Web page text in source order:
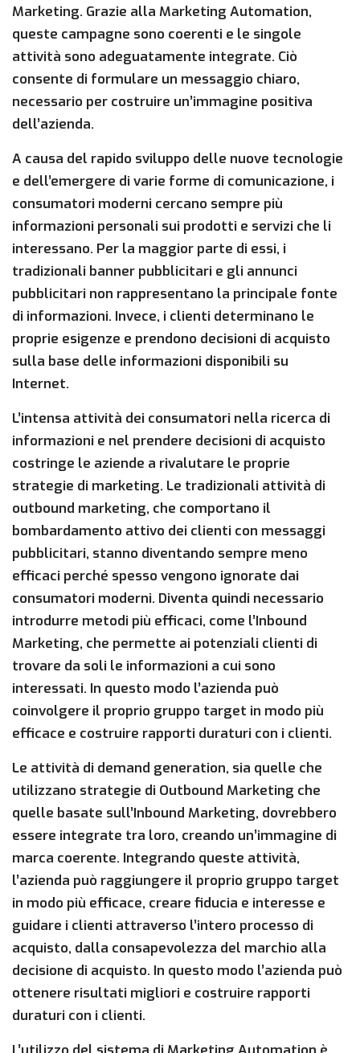
Marketing. Grazie alla Marketing Automation,
queste campagne sono coerenti e le singole
attività sono adeguatamente integrate. Ciò
consente di formulare un messaggio chiaro,
necessario per costruire un’immagine positiva
dell’azienda.
A causa del rapido sviluppo delle nuove tecnologie
e dell’emergere di varie forme di comunicazione, i
consumatori moderni cercano sempre più
informazioni personali sui prodotti e servizi che li
interessano. Per la maggior parte di essi, i
tradizionali banner pubblicitari e gli annunci
pubblicitari non rappresentano la principale fonte
di informazioni. Invece, i clienti determinano le
proprie esigenze e prendono decisioni di acquisto
sulla base delle informazioni disponibili su
Internet.
L’intensa attività dei consumatori nella ricerca di
informazioni e nel prendere decisioni di acquisto
costringe le aziende a rivalutare le proprie
strategie di marketing. Le tradizionali attività di
outbound marketing, che comportano il
bombardamento attivo dei clienti con messaggi
pubblicitari, stanno diventando sempre meno
efficaci perché spesso vengono ignorate dai
consumatori moderni. Diventa quindi necessario
introdurre metodi più efficaci, come l’Inbound
Marketing, che permette ai potenziali clienti di
trovare da soli le informazioni a cui sono
interessati. In questo modo l’azienda può
coinvolgere il proprio gruppo target in modo più
efficace e costruire rapporti duraturi con i clienti.
Le attività di demand generation, sia quelle che
utilizzano strategie di Outbound Marketing che
quelle basate sull’Inbound Marketing, dovrebbero
essere integrate tra loro, creando un’immagine di
marca coerente. Integrando queste attività,
l’azienda può raggiungere il proprio gruppo target
in modo più efficace, creare fiducia e interesse e
guidare i clienti attraverso l’intero processo di
acquisto, dalla consapevolezza del marchio alla
decisione di acquisto. In questo modo l’azienda può
ottenere risultati migliori e costruire rapporti
duraturi con i clienti.